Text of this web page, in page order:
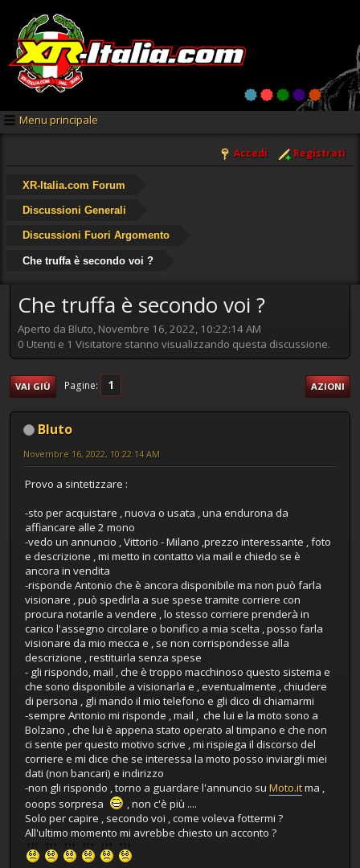
Menu principale
Accedi Registrati
XR-Italia.com Forum
Discussioni Generali
Discussioni Fuori Argomento
Che truffa è secondo voi ?
Che truffa è secondo voi ?
Aperto da Bluto, Novembre 16, 2022, 10:22:14 AM
0 Utenti e 1 Visitatore stanno visualizzando questa discussione.
VAI GIÙ Pagine 1 AZIONI
Bluto
Novembre 16, 2022, 10:22:14 AM
Provo a sintetizzare :
-sto per acquistare , nuova o usata , una endurona da
affiancare alle 2 mono
-vedo un annuncio , Vittorio - Milano ,prezzo interessante , foto
e descrizione , mi metto in contatto via mail e chiedo se è
ancora in vendita
-risponde Antonio che è ancora disponibile ma non può farla
visionare , può spedirla a sue spese tramite corriere con
procura notarile a vendere , lo stesso corriere prenderà in
carico l'assegno circolare o bonifico a mia scelta , posso farla
visionare da mio mecca e , se non corrispondesse alla
descrizione , restituirla senza spese
- gli rispondo, mail , che è troppo macchinoso questo sistema e
che sono disponibile a visionarla e , eventualmente , chiudere
di persona , gli mando il mio telefono e gli dico di chiamarmi
-sempre Antonio mi risponde , mail , che lui e la moto sono a
Bolzano , che lui è appena stato operato al timpano e che non
ci sente per questo motivo scrive , mi rispiega il discorso del
corriere e mi dice che se interessa la moto posso inviargli miei
dati (non bancari) e indirizzo
-non gli rispondo , torno a guardare l'annuncio su Moto.itma ,
ooops sorpresa
, non c'è più ....
Solo per capire , secondo voi , come voleva fottermi ?
All'ultimo momento mi avrebbe chiesto un acconto ?